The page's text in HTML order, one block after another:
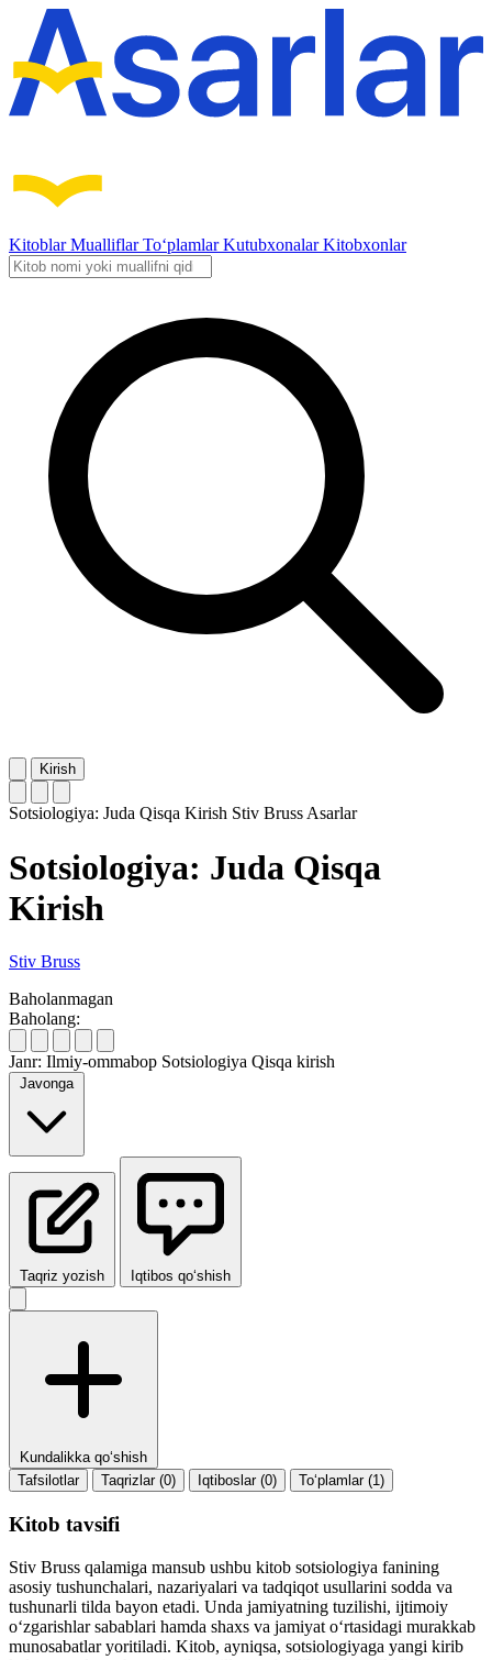
KitoblarMualliflarTo‘plamlarKutubxonalarKitobxonlar
Kirish
Sotsiologiya: Juda Qisqa Kirish Stiv BrussAsarlar
Sotsiologiya: Juda Qisqa
Kirish
Stiv Bruss
Baholanmagan
Baholang:
Janr: Ilmiy-ommabop Sotsiologiya Qisqa kirish
Javonga
Taqriz yozish Iqtibos qo‘shish
Kundalikka qo‘shish
Tafsilotlar
Taqrizlar (0) Iqtiboslar (0) To‘plamlar (1)
Kitob tavsifi
Stiv Bruss qalamiga mansub ushbu kitob sotsiologiya fanining
asosiy tushunchalari, nazariyalari va tadqiqot usullarini sodda va
tushunarli tilda bayon etadi. Unda jamiyatning tuzilishi, ijtimoiy
o‘zgarishlar sabablari hamda shaxs va jamiyat o‘rtasidagi murakkab
munosabatlar yoritiladi. Kitob, ayniqsa, sotsiologiyaga yangi kirib